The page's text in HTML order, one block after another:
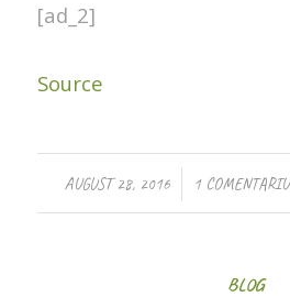
[ad_2]
Source
AUGUST 28, 2016
/ 1 COMENTARIU
/
BLOG